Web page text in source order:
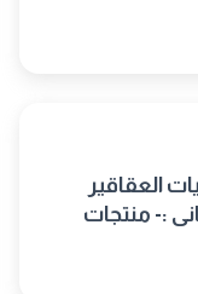
العقاقير
البيطرية في الاغذية -الجزء الثانى :- منتجات
محلها